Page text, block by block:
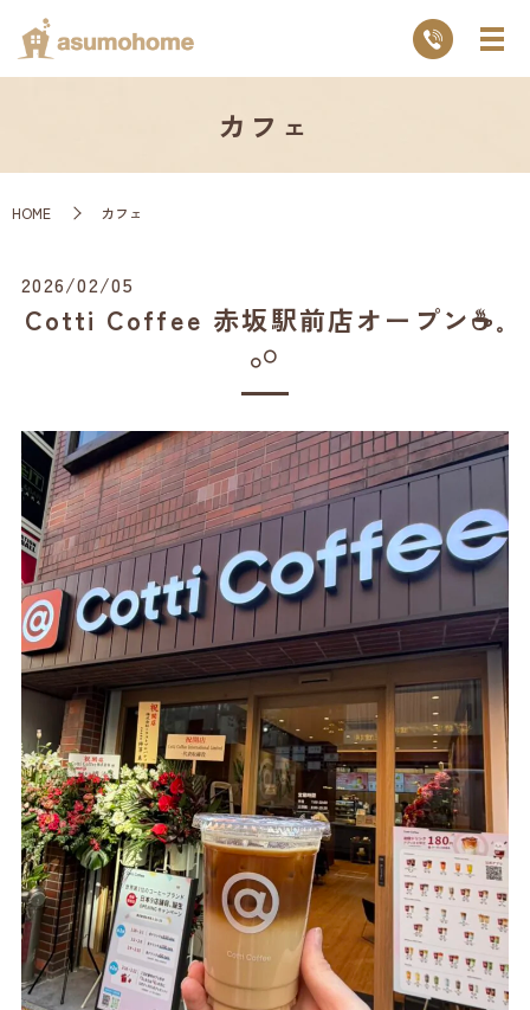
カフェ
HOME カフェ
2026/02/05
Cotti Coffee 赤坂駅前店オープン☕️𓈒
𓂂𓏸